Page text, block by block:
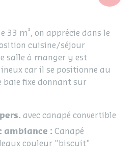
33 m², on apprécie dans le
cuisine/séjour
salle à manger y est
car il se positionne au
baie fixe donnant sur
avec canapé convertible
ambiance : Canapé
couleur "biscuit"